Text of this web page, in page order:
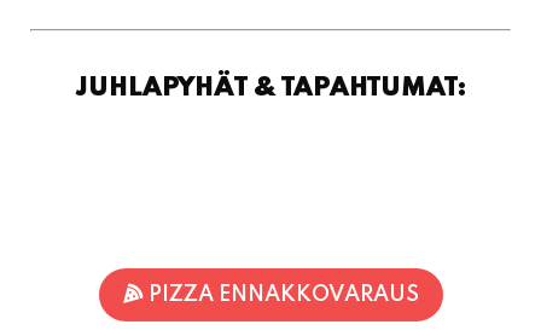
JUHLAPYHÄT & TAPAHTUMAT:
PIZZA ENNAKKOVARAUS